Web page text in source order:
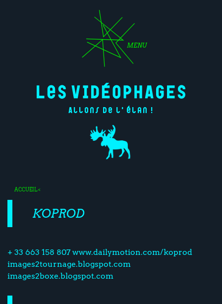
MENU
Allons de l'élan !
ACCUEIL<
KOPROD
+ 33 663 158 807 www.dailymotion.com/koprod
images2tournage.blogspot.com
images2boxe.blogspot.com